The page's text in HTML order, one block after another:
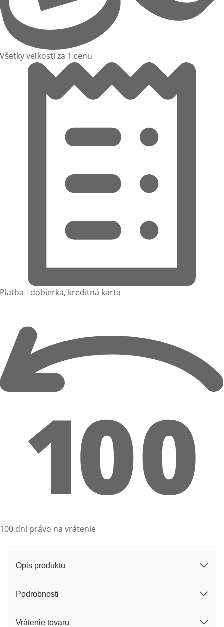
Všetky veľkosti za 1 cenu
Platba - dobierka, kreditná karta
100 dní právo na vrátenie
Opis produktu
Podrobnosti
Vrátenie tovaru